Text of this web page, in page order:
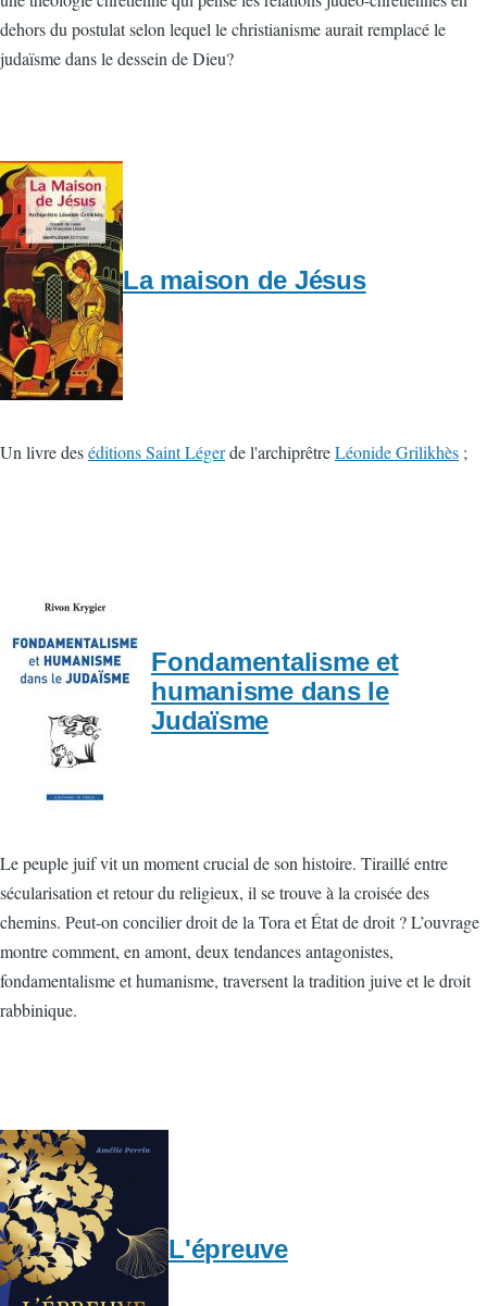
dehors du postulat selon lequel le christianisme aurait remplacé le
judaïsme dans le dessein de Dieu?
La maison de Jésus
Un livre deséditions Saint Légerde l'archiprêtreLéonide Grilikhès ;
Fondamentalisme et
humanisme dans le
Judaïsme
Le peuple juif vit un moment crucial de son histoire. Tiraillé entre
sécularisation et retour du religieux, il se trouve à la croisée des
chemins. Peut-on concilier droit de la Tora et État de droit ? L’ouvrage
montre comment, en amont, deux tendances antagonistes,
fondamentalisme et humanisme, traversent la tradition juive et le droit
rabbinique.
L'épreuve